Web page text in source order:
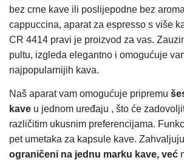
bez crne kave ili poslijepodne bez
cappuccina, aparat za espresso s više
CR 4414 pravi je proizvod za vas.
pultu, izgleda elegantno i omogućuje
najpopularnijih kava.
Naš aparat vam omogućuje pripremu
kave u jednom uređaju , što će
različitim ukusnim preferencijama.
pet umetaka za kapsule kave.
ograničeni na jednu marku kave, već